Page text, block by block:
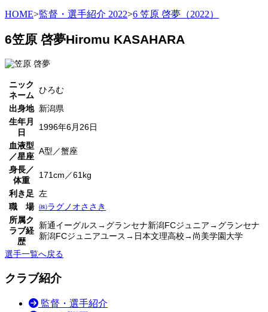
HOME>監督・選手紹介 2022>6 笠原 啓夢（2022）
6笠原 啓夢Hiromu KASAHARA
ニック
ネーム
ひろむ
出身地 新潟県
生年月
日
1996年6月26日
血液型
／星座
A型／蟹座
身長／
体重
171cm／61kg
利き足
左
職 場 ㈱ラグノオささき
所属ク
ラブ経
歴
新通イーグルス→グランセナ新潟FCジュニア→グランセナ
新潟FCジュニアユース→日本文理高校→尚美学園大学
選手一覧へ戻る
クラブ紹介
監督・選手紹介